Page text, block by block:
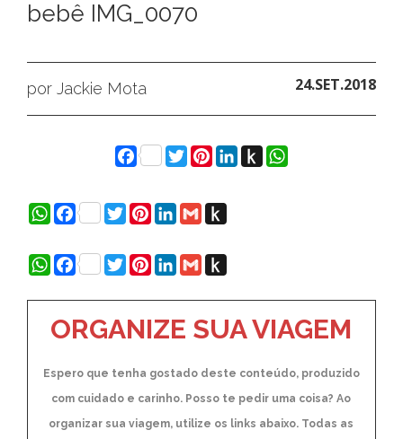
bebê IMG_0070
por Jackie Mota 24.SET.2018
Facebook
Twitter
Pinterest
LinkedIn
Push
to
WhatsApp
WhatsApp
Facebook
Twitter
Pinterest
LinkedIn
GmailPush
Kindle
WhatsApp
Facebook
Twitter
Pinterest
LinkedIn
GmailPush
to
Kindle
ORGANIZE SUA VIAGEM
Espero que tenha gostado deste conteúdo, produzido
com cuidado e carinho. Posso te pedir uma coisa? Ao
organizar sua viagem, utilize os links abaixo. Todas as